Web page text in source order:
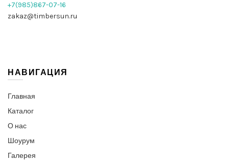
+7(985)867-07-16
zakaz@timbersun.ru
НАВИГАЦИЯ
Главная
Каталог
О нас
Шоурум
Галерея